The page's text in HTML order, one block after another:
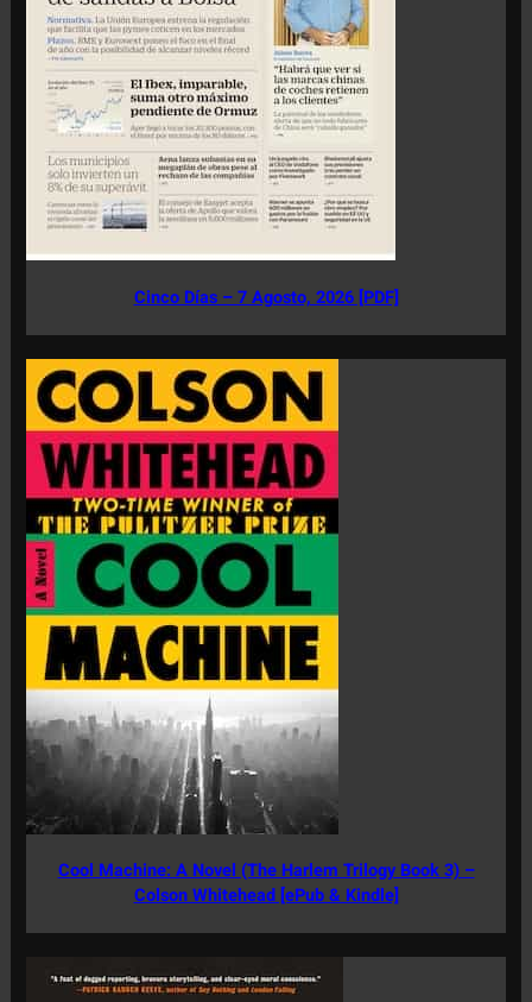
Cinco Días – 7 Agosto, 2026 [PDF]
Cool Machine: A Novel (The Harlem Trilogy Book 3) –
Colson Whitehead [ePub & Kindle]